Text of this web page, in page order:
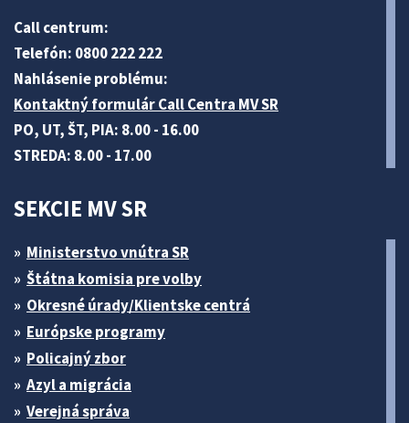
Call centrum:
Telefón: 0800 222 222
Nahlásenie problému:
Kontaktný formulár Call Centra MV SR
PO, UT, ŠT, PIA: 8.00 - 16.00
STREDA: 8.00 - 17.00
SEKCIE MV SR
Ministerstvo vnútra SR
Štátna komisia pre volby
Okresné úrady/Klientske centrá
Európske programy
Policajný zbor
Azyl a migrácia
Verejná správa